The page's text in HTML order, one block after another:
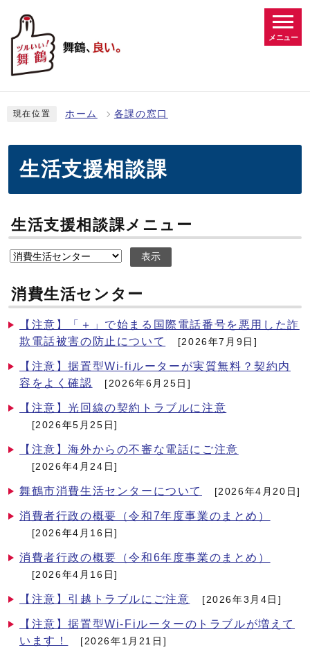
メニュー
現在位置 ホーム 各課の窓口
生活支援相談課
生活支援相談課メニュー
表示
消費生活センター
【注意】「＋」で始まる国際電話番号を悪用した詐
欺電話被害の防止について
[2026年7月9日]
【注意】据置型Wi-fiルーターが実質無料？契約内
容をよく確認
[2026年6月25日]
【注意】光回線の契約トラブルに注意
[2026年5月25日]
【注意】海外からの不審な電話にご注意
[2026年4月24日]
舞鶴市消費生活センターについて [2026年4月20日]
消費者行政の概要（令和7年度事業のまとめ）
[2026年4月16日]
消費者行政の概要（令和6年度事業のまとめ）
[2026年4月16日]
【注意】引越トラブルにご注意 [2026年3月4日]
【注意】据置型Wi-Fiルーターのトラブルが増えて
います！
[2026年1月21日]